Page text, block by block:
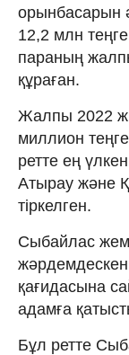
орынбасарын
12,2 млн
параның
құраған.
Жалпы 2022
миллион
ретте ең
Атырау және
тіркелген.
Сыбайлас
қағидасына
адамға
Бұл ретте